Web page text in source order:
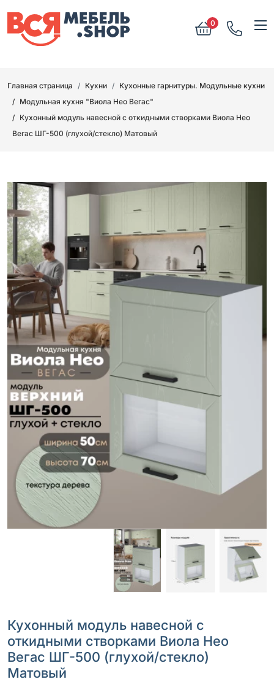
0
Главная страница Кухни
Кухонные гарнитуры. Модульные кухни
Модульная кухня "Виола Нео Вегас"
Кухонный модуль навесной с откидными створками Виола Нео
Вегас ШГ-500 (глухой/стекло) Матовый
Кухонный модуль навесной с
откидными створками Виола Нео
Вегас ШГ-500 (глухой/стекло)
Матовый